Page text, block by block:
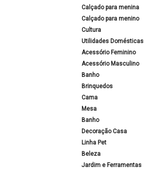
Calçado para menina
Calçado para menino
Cultura
Utilidades Domésticas
Acessório Feminino
Acessório Masculino
Banho
Brinquedos
Cama
Mesa
Banho
Decoração Casa
Linha Pet
Beleza
Jardim e Ferramentas